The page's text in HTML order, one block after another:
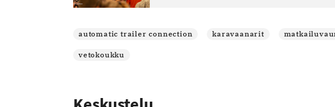
automatic trailer connection karavaanarit
vetokoukku